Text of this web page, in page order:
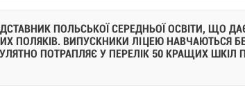
ПОЛЬСЬКОЇ СЕРЕДНЬОЇ ОСВІТИ, ЩО
ПОЛЯКІВ. ВИПУСКНИКИ ЛІЦЕЮ НАВЧАЮТЬСЯ
ПОТРАПЛЯЄ У ПЕРЕЛІК 50 КРАЩИХ ШКІЛ